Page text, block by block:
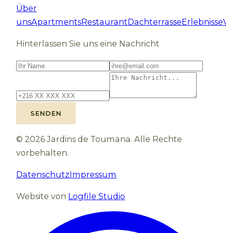
Über
unsApartmentsRestaurantDachterrasseErlebnisse
Hinterlassen Sie uns eine Nachricht
SENDEN
© 2026Jardins de Toumana. Alle Rechte
vorbehalten.
DatenschutzImpressum
Website von Logfile Studio